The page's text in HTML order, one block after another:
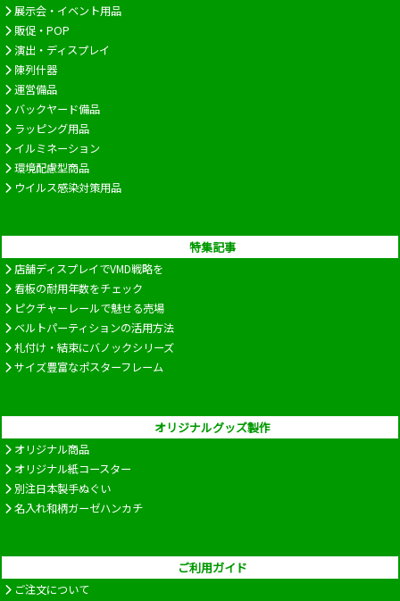
展示会・イベント用品
販促・POP
演出・ディスプレイ
陳列什器
運営備品
バックヤード備品
ラッピング用品
イルミネーション
環境配慮型商品
ウイルス感染対策用品
特集記事
店舗ディスプレイでVMD戦略を
看板の耐用年数をチェック
ピクチャーレールで魅せる売場
ベルトパーティションの活用方法
札付け・結束にバノックシリーズ
サイズ豊富なポスターフレーム
オリジナルグッズ製作
オリジナル商品
オリジナル紙コースター
別注日本製手ぬぐい
名入れ和柄ガーゼハンカチ
ご利用ガイド
ご注文について